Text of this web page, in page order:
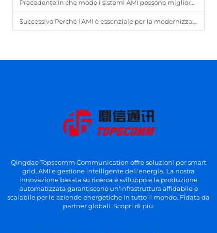
Precedente:In che modo i sistemi AMI possono migliorare l'efficienza della rete e la previsione energetica?
Successivo:Perché l'AMI è essenziale per la modernizzazione delle infrastrutture utility obsolete?
Qingdao Topscomm Communication offre soluzioni per smart
grid, AMI e gestione intelligente dell'energia. La nostra
innovazione basata su ricerca e sviluppo e la produzione
automatizzata garantiscono un'infrastruttura affidabile e
scalabile per le aziende energetiche in tutto il mondo. Fidata da
partner globali. Scopri di più.